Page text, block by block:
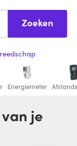
Zoeken
Energiemeter